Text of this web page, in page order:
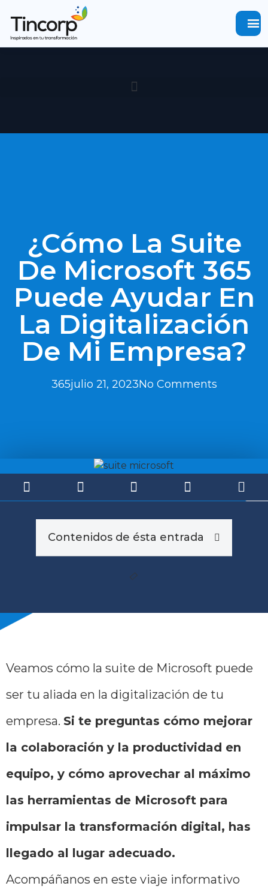
menu
¿Cómo La Suite
De Microsoft 365
Puede Ayudar En
La Digitalización
De Mi Empresa?
365julio 21, 2023No Comments
Contenidos de ésta entrada
Veamos cómo la suite de Microsoft puede
ser tu aliada en la digitalización de tu
empresa. Si te preguntas cómo mejorar
la colaboración y la productividad en
equipo, y cómo aprovechar al máximo
las herramientas de Microsoft para
impulsar la transformación digital, has
llegado al lugar adecuado.
Acompáñanos en este viaje informativo